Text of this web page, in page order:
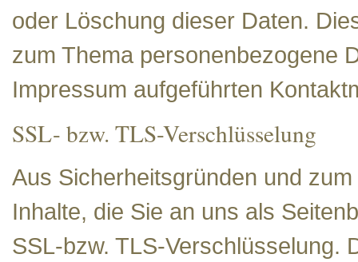
oder Löschung dieser Daten.
zum Thema personenbezogene
Impressum aufgeführten
SSL- bzw. TLS-Verschlüsselung
Aus Sicherheitsgründen und
Inhalte, die Sie an uns als
SSL-bzw. TLS-Verschlüsselung.